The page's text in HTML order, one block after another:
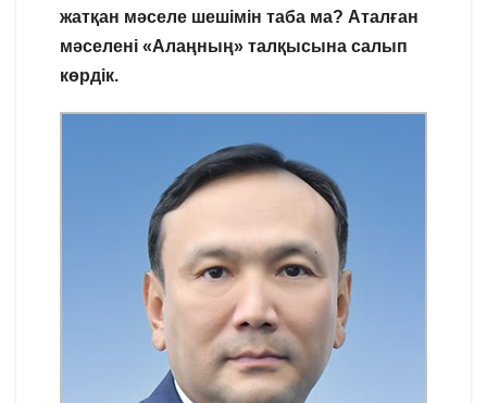
жатқан мәселе шешімін таба ма? Аталған
мәселені «Алаңның» талқысына салып
көрдік.